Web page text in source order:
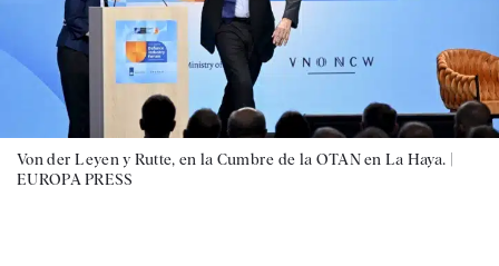
Von der Leyen y Rutte, en la Cumbre de la OTAN en La Haya. |
EUROPA PRESS